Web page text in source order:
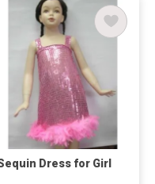
Dress for Girl